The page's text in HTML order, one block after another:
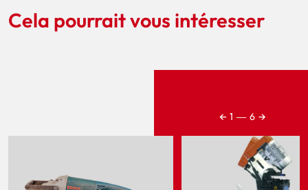
Cela pourrait vous intéresser
← 1 ― 6 →